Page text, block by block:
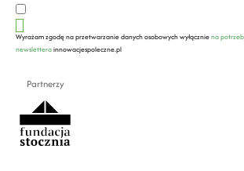
Wyrażam zgodę na przetwarzanie danych osobowych wyłączniena
newsletterainnowacjespoleczne.pl
Partnerzy